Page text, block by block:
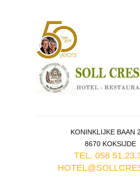
KONINKLIJKE BAAN
8670 KOKSIJDE
TEL. 058